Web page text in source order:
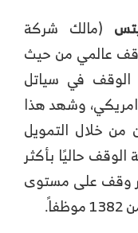
(مالك شركة
عالمي من حيث
الوقف في سياتل
دولار امريكي، وشهد هذا
من خلال التمويل
قيمة الوقف حاليًا بأكثر
أكبر وقف على مستوى